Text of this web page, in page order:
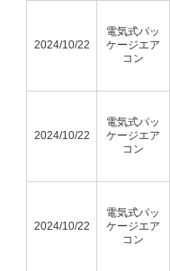
2024/10/22
電気式パッ
ケージエア
コン
2024/10/22
電気式パッ
ケージエア
コン
2024/10/22
電気式パッ
ケージエア
コン